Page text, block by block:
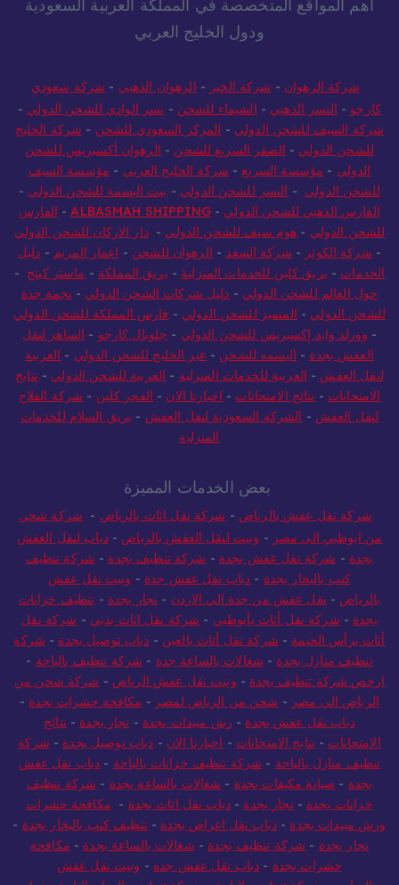
أهم المواقع المتخصصة في المملكة العربية السعودية
شركة الرهوان شركة الخير- الرهوان الذهبي-
شركة سعودي
كارجو -النسر الذهبي -الشيماء للشحن-نسر الوادي للشحن الدولي-
شركة السيف للشحن الدولي -المركز السعودي للشحن-شركة الخليج
للشحن الدولي-الصقر السريع للشحن- الرهوان أكسبريس للشحن
الدولي- مؤسسة السريع-شركة الخليج العربي -مؤسسة السيف
للشحن الدولي
-النسر للشحن الدولي-بيت البسمة للشحن الدولي-
الفارس الذهبي للشحن الدولي-
ALBASMAH SHIPPING
-الفارس
للشحن الدولي-هوم سيف للشحن الدولي-دار الاركان للشحن الدولي
-شركة الكوثر -شركة السعد-الرهوان للشحن-اعمار المريم -دليل
الخدمات-بريق كلين للخدمات المنزلية-بريق المملكة- ماستر كينج-
حول العالم للشحن الدولي-دليل شركات الشحن الدولي -نجمة جدة
للشحن الدولي -المتميز للشحن الدولي - فارس المملكة للشحن الدولي
-وورلد وايد إكسبريس للشحن الدولي-جلوبال كارجو-الساهر لنقل
العفش بجدة -البسمه للشحن -عبر الخليج للشحن الدولي -العربية
لنقل العفش-العربية للخدمات المنزلية- العربية للشحن الدولي -نتايج
الامتحانات- نتائج الامتحانات- اخبارنا الان-الفجر كلين-شركة الفلاح
الشركة السعودية لنقل العفش
بعض الخدمات المميزة
شركة نقل عفش بالرياض -شركة نقل اثاث بالرياض -
شركة شحن
من ابوظبي الى مصر-ونيت لنقل العفش بالرياض- دباب لنقل العفش
بجدة- شركة نقل عفش بجدة- شركة تنظيف بجدة-شركة تنظيف
كنب بالبخار بجدة - دباب نقل عفش جدة- ونيت نقل عفش
بالرياض -نقل عفش من جدة الي الاردن-نجار بجدة-
تنظيف خزانات
بجدة-شركة نقل أثاث بأبوظبي-شركة نقل اثاث بدبي -شركة نقل
أثاث برأس الخيمة-شركة نقل أثاث بالعين-دباب توصيل بجدة-شركة
تنظيف منازل بجدة -شغالات بالساعة جدة - شركة تنظيف بالباحة -
ارخص شركة تنظيف بجدة -ونيت نقل عفش الرياض- شركة شحن من
الرياض الي مصر- شحن من الرياض لمصر- مكافحة حشرات بجدة
دباب نقل عفش بجدة- رش مبيدات بجدة- نجار بجدة-نتائج
الامتحانات- نتايج الامتحانات-اخبارنا الان-دباب توصيل بجدة-
شركة
تنظيف منازل بالباحة- شركة تنظيف خزانات بالباحة- دباب نقل عفش
بجدة- صيانة مكيفات بجدة -شغالات بالساعة بجدة-شركة تنظيف
خزانات بجدة-نجار بجدة- دباب نقل اثاث بجدة- مكافحة حشرات
ورش مبيدات بجدة -دباب نقل اغراض بجدة-تنظيف كنب بالبخار بجدة
نجار بجدة -شركة تنظيف بجدة -شغالات بالساعة بجدة-مكافحة